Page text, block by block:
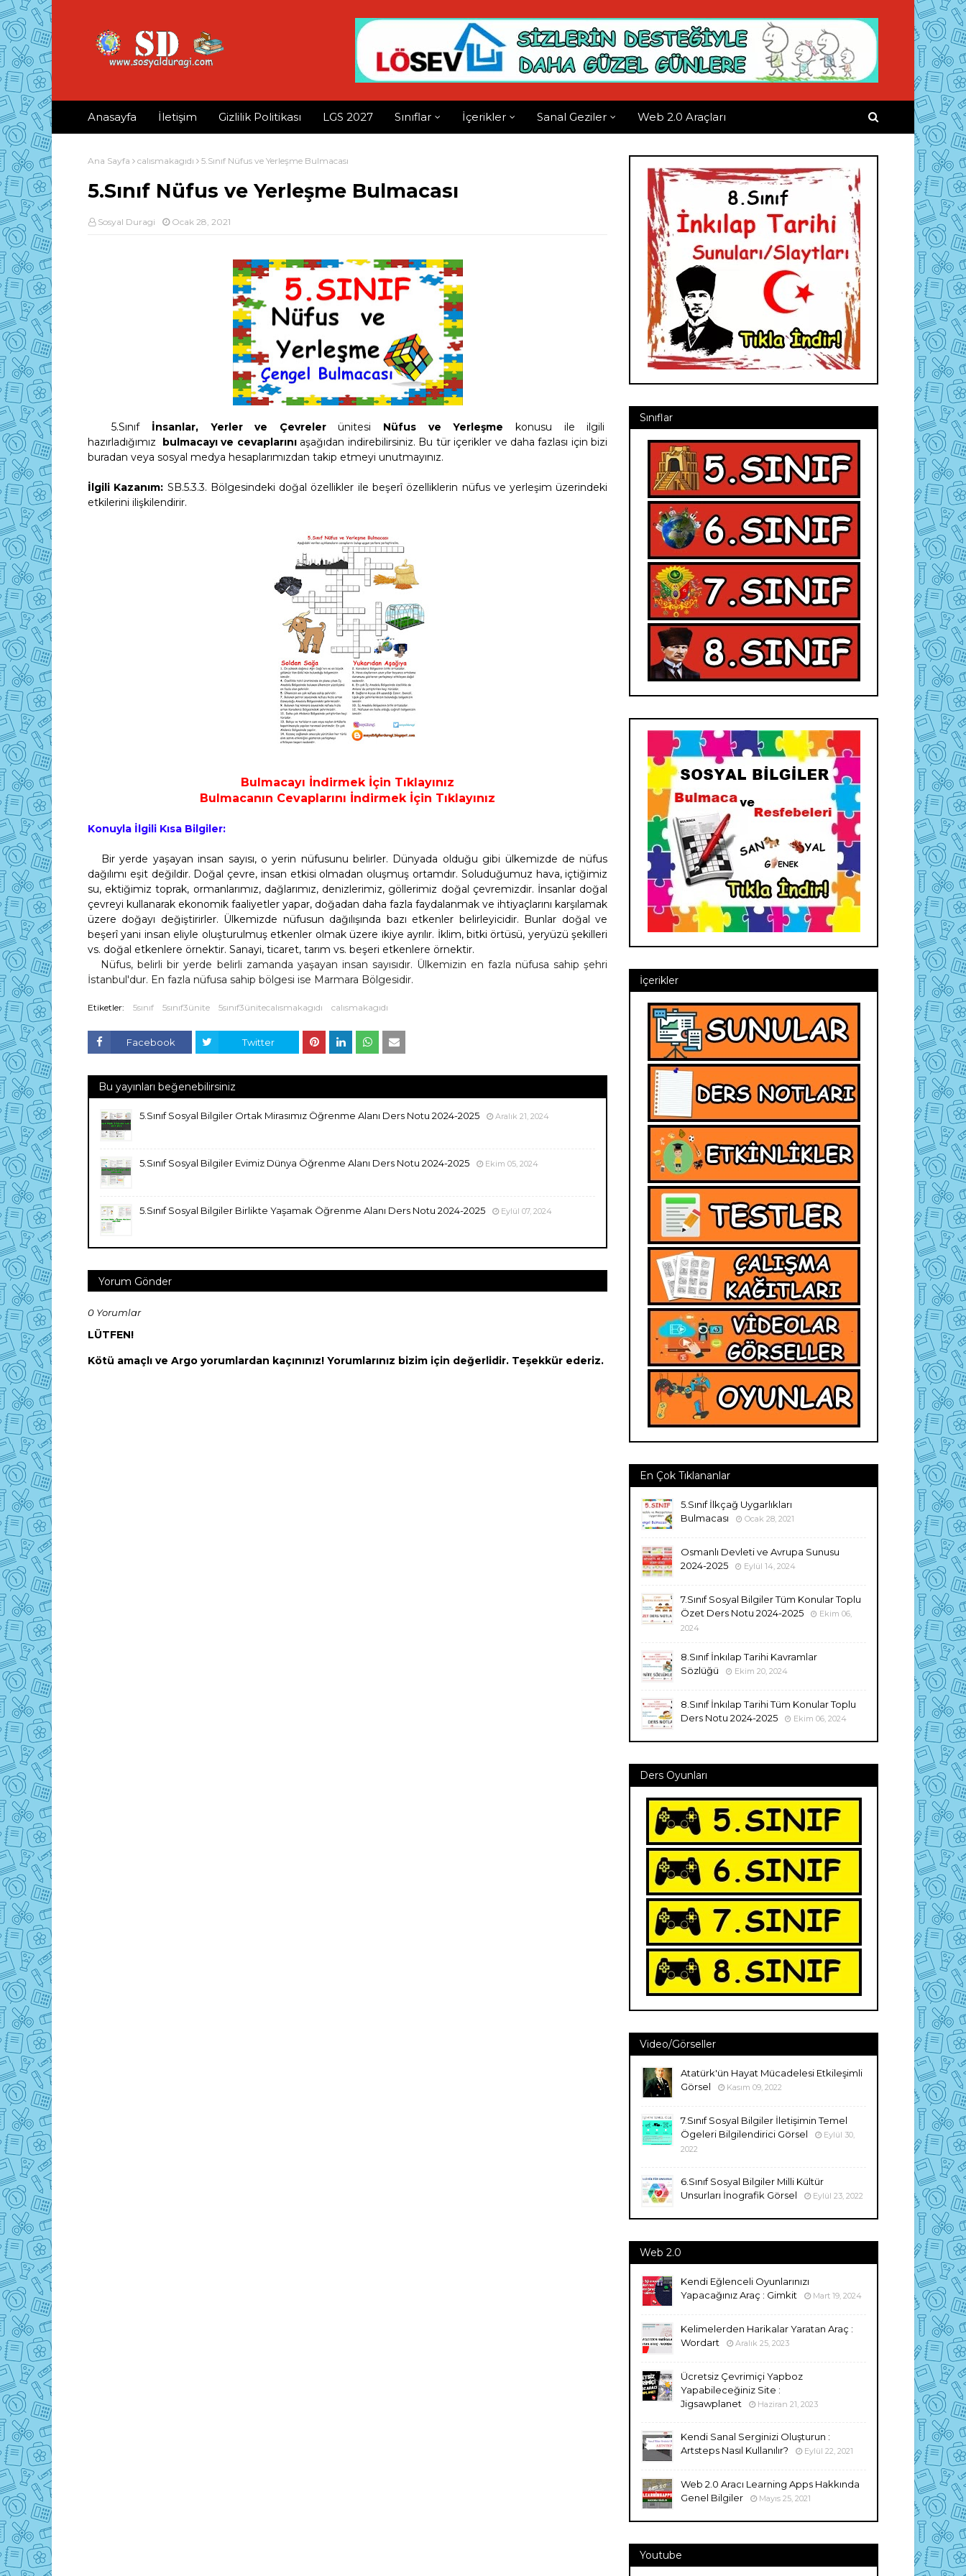
Anasayfa İletişim Gizlilik Politikası LGS 2027 Sınıflar İçerikler Sanal Geziler Web 2.0 Araçları
Ana Sayfa calısmakagıdı 5.Sınıf Nüfus ve Yerleşme Bulmacası
5.Sınıf Nüfus ve Yerleşme Bulmacası
Sosyal Duragi Ocak 28, 2021
5.Sınıf İnsanlar, Yerler ve Çevrelerünitesi Nüfus ve Yerleşmekonusu
ile ilgili
hazırladığımız bulmacayı ve cevaplarınıaşağıdan indirebilirsiniz. Bu tür içerikler ve daha fazlası için bizi
buradan veya sosyal medya hesaplarımızdan takip etmeyi unutmayınız.
İlgili Kazanım: SB.5.3.3. Bölgesindeki doğal özellikler ile beşerî özelliklerin nüfus ve yerleşim üzerindeki
etkilerini ilişkilendirir.
Bulmacayı İndirmek İçin Tıklayınız
Bulmacanın Cevaplarını İndirmek İçin Tıklayınız
Konuyla İlgili Kısa Bilgiler:
Bir yerde yaşayan insan sayısı, o yerin nüfusunu belirler. Dünyada olduğu gibi ülkemizde de nüfus
dağılımı eşit değildir. Doğal çevre, insan etkisi olmadan oluşmuş ortamdır. Soluduğumuz hava, içtiğimiz
su, ektiğimiz toprak, ormanlarımız, dağlarımız, denizlerimiz, göllerimiz doğal çevremizdir. İnsanlar doğal
çevreyi kullanarak ekonomik faaliyetler yapar, doğadan daha fazla faydalanmak ve ihtiyaçlarını karşılamak
üzere doğayı değiştirirler. Ülkemizde nüfusun dağılışında bazı etkenler belirleyicidir. Bunlar doğal ve
beşerî yani insan eliyle oluşturulmuş etkenler olmak üzere ikiye ayrılır. İklim, bitki örtüsü, yeryüzü şekilleri
vs. doğal etkenlere örnektir. Sanayi, ticaret, tarım vs. beşeri etkenlere örnektir.
Nüfus, belirli bir yerde belirli zamanda yaşayan insan sayısıdır. Ülkemizin en fazla nüfusa sahip şehri
İstanbul'dur. En fazla nüfusa sahip bölgesi ise Marmara Bölgesidir.
Etiketler: 5sınıf 5sınıf3ünite 5sınıf3ünitecalısmakagıdı calısmakagıdı
Facebook Twitter
Bu yayınları beğenebilirsiniz
5.Sınıf Sosyal Bilgiler Ortak Mirasımız Öğrenme Alanı Ders Notu 2024-2025 Aralık 21, 2024
5.Sınıf Sosyal Bilgiler Evimiz Dünya Öğrenme Alanı Ders Notu 2024-2025 Ekim 05, 2024
5.Sınıf Sosyal Bilgiler Birlikte Yaşamak Öğrenme Alanı Ders Notu 2024-2025 Eylül 07, 2024
Yorum Gönder
0 Yorumlar
LÜTFEN!
Kötü amaçlı ve Argo yorumlardan kaçınınız! Yorumlarınız bizim için değerlidir. Teşekkür ederiz.
Sınıflar
İçerikler
En Çok Tıklananlar
5.Sınıf İlkçağ Uygarlıkları
Bulmacası
Ocak 28, 2021
Osmanlı Devleti ve Avrupa Sunusu
2024-2025
Eylül 14, 2024
7.Sınıf Sosyal Bilgiler Tüm Konular Toplu
Özet Ders Notu 2024-2025
Ekim 06,
2024
8.Sınıf İnkılap Tarihi Kavramlar
Sözlüğü
Ekim 20, 2024
8.Sınıf İnkılap Tarihi Tüm Konular Toplu
Ders Notu 2024-2025
Ekim 06, 2024
Ders Oyunları
Video/Görseller
Atatürk'ün Hayat Mücadelesi Etkileşimli
Görsel
Kasım 09, 2022
7.Sınıf Sosyal Bilgiler İletişimin Temel
Ögeleri Bilgilendirici Görsel
Eylül 30,
2022
6.Sınıf Sosyal Bilgiler Milli Kültür
Unsurları İnografik Görsel
Eylül 23, 2022
Web 2.0
Kendi Eğlenceli Oyunlarınızı
Yapacağınız Araç : Gimkit
Mart 19, 2024
Kelimelerden Harikalar Yaratan Araç :
Wordart
Aralık 25, 2023
Ücretsiz Çevrimiçi Yapboz
Yapabileceğiniz Site :
Jigsawplanet
Haziran 21, 2023
Kendi Sanal Serginizi Oluşturun :
Artsteps Nasıl Kullanılır?
Eylül 22, 2021
Web 2.0 Aracı Learning Apps Hakkında
Genel Bilgiler
Mayıs 25, 2021
Youtube